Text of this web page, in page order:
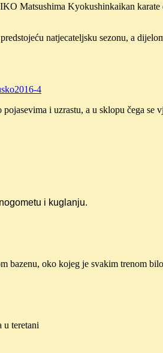
Matsushima Kyokushinkaikan
natjecateljsku sezonu, a
i uzrastu, a u sklopu čega
nogometu i kuglanju.
bazenu, oko kojeg je svakim trenom
u teretani